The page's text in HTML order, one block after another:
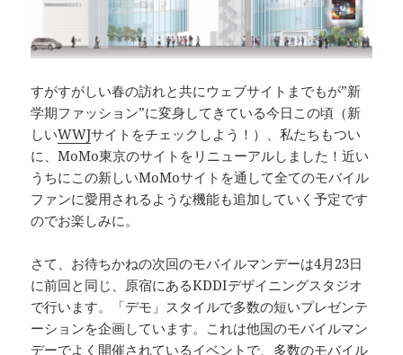
すがすがしい春の訪れと共にウェブサイトまでもが”新
学期ファッション”に変身してきている今日この頃（新
しいWWJサイトをチェックしよう！）、私たちもつい
に、MoMo東京のサイトをリニューアルしました！近い
うちにこの新しいMoMoサイトを通して全てのモバイル
ファンに愛用されるような機能も追加していく予定です
のでお楽しみに。
さて、お待ちかねの次回のモバイルマンデーは4月23日
に前回と同じ、原宿にあるKDDIデザイニングスタジオ
で行います。「デモ」スタイルで多数の短いプレゼンテ
ーションを企画しています。これは他国のモバイルマン
デーでよく開催されているイベントで、多数のモバイル